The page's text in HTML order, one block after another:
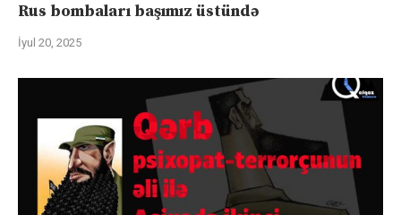
Rus bombaları başımız üstündə
İyul 20, 2025